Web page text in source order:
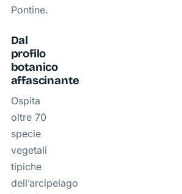
Pontine.
Dal
profilo
botanico
affascinante
Ospita
oltre 70
specie
vegetali
tipiche
dell’arcipelago